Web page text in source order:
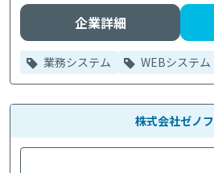
企業詳細
業務システム WEBシステム
株式会社ゼノ